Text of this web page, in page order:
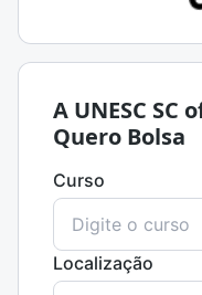
A UNESC SC
Quero Bolsa
Curso
Localização